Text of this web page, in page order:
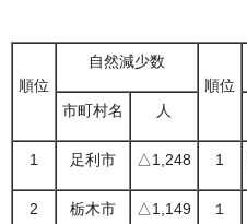
順位
自然減少数
順位
市町村名 人
1 足利市 △1,248 1
2 栃木市 △1,149 １